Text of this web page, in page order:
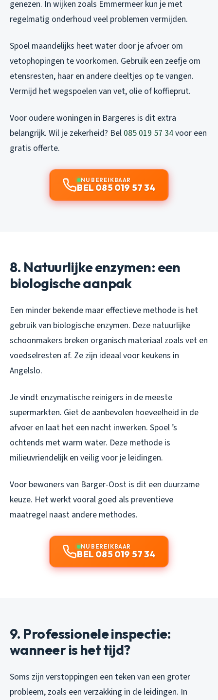
genezen. In wijken zoals Emmermeer kun je met
regelmatig onderhoud veel problemen vermijden.
Spoel maandelijks heet water door je afvoer om
vetophopingen te voorkomen. Gebruik een zeefje om
etensresten, haar en andere deeltjes op te vangen.
Vermijd het wegspoelen van vet, olie of koffieprut.
Voor oudere woningen in Bargeres is dit extra
belangrijk. Wil je zekerheid? Bel 085 019 57 34voor een
gratis offerte.
NU BEREIKBAAR
BEL 085 019 57 34
8. Natuurlijke enzymen: een
biologische aanpak
Een minder bekende maar effectieve methode is het
gebruik van biologische enzymen. Deze natuurlijke
schoonmakers breken organisch materiaal zoals vet en
voedselresten af. Ze zijn ideaal voor keukens in
Angelslo.
Je vindt enzymatische reinigers in de meeste
supermarkten. Giet de aanbevolen hoeveelheid in de
afvoer en laat het een nacht inwerken. Spoel ’s
ochtends met warm water. Deze methode is
milieuvriendelijk en veilig voor je leidingen.
Voor bewoners van Barger-Oost is dit een duurzame
keuze. Het werkt vooral goed als preventieve
maatregel naast andere methodes.
NU BEREIKBAAR
BEL 085 019 57 34
9. Professionele inspectie:
wanneer is het tijd?
Soms zijn verstoppingen een teken van een groter
probleem, zoals een verzakking in de leidingen. In